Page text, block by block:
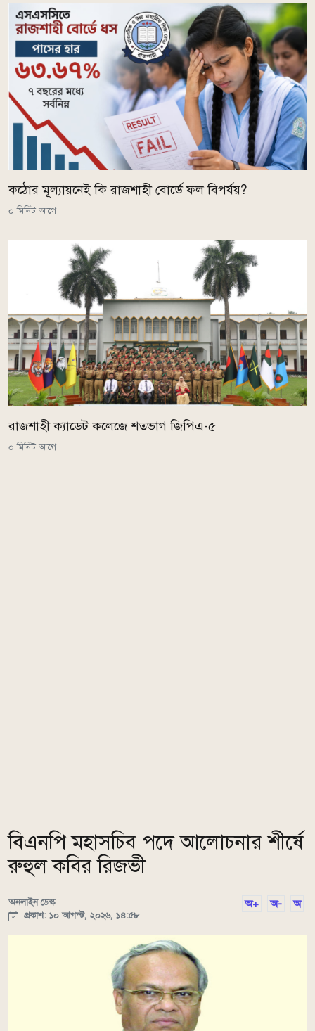
কঠোর মূল্যায়নেই কি রাজশাহী বোর্ডে ফল বিপর্যয়?
০ মিনিট আগে
রাজশাহী ক্যাডেট কলেজে শতভাগ জিপিএ-৫
০ মিনিট আগে
বিএনপি মহাসচিব পদে আলোচনার শীর্ষে
রুহুল কবির রিজভী
অনলাইন ডেস্ক
প্রকাশ: ১০ আগস্ট, ২০২৬, ১৪:৫৮
অ+ অ- অ